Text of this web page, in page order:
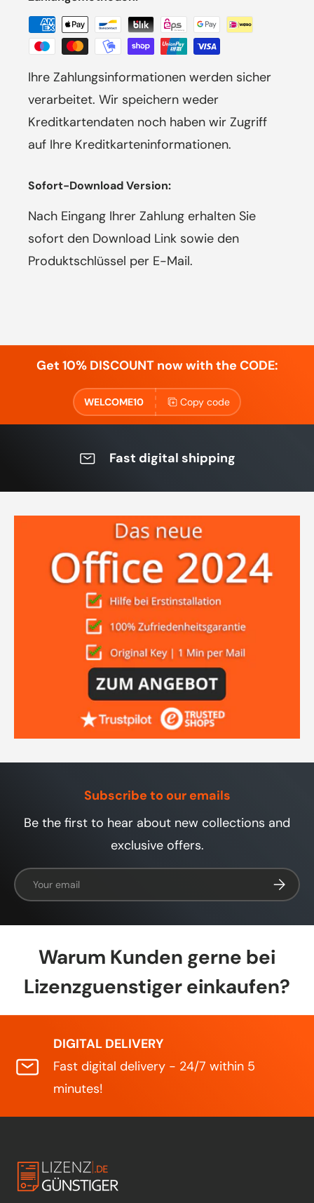
Ihre Zahlungsinformationen werden sicher
verarbeitet. Wir speichern weder
Kreditkartendaten noch haben wir Zugriff
auf Ihre Kreditkarteninformationen.
Sofort-Download Version:
Nach Eingang Ihrer Zahlung erhalten Sie
sofort den Download Link sowie den
Produktschlüssel per E-Mail.
Get 10% DISCOUNT now with the CODE:
WELCOME10 Copy code
Fast digital shipping
Subscribe to our emails
Be the first to hear about new collections and
exclusive offers.
Email
Warum Kunden gerne bei
Lizenzguenstiger einkaufen?
DIGITAL DELIVERY
Fast digital delivery - 24/7 within 5
minutes!